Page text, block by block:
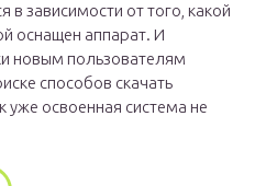
в зависимости от того, какой
оснащен аппарат. И
новым пользователям
способов скачать
уже освоенная система не